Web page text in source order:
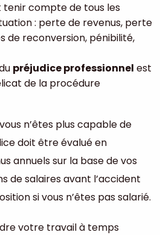
tenir compte de tous les
: perte de revenus, perte
de reconversion, pénibilité,
préjudice professionnel est
de la procédure
n’êtes plus capable de
doit être évalué en
annuels sur la base de vos
de salaires avant l’accident
si vous n’êtes pas salarié.
votre travail à temps